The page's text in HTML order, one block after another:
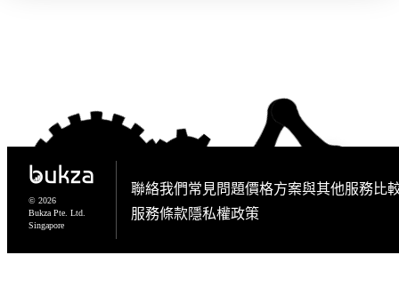
© 2026
Bukza Pte. Ltd.
Singapore
聯絡我們常見問題價格方案與其他服務比
服務條款隱私權政策